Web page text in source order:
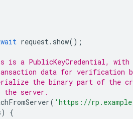
request. show();
is a PublicKeyCredential, with
data for verification
the binary part of the
server.
( 'https://
)
{